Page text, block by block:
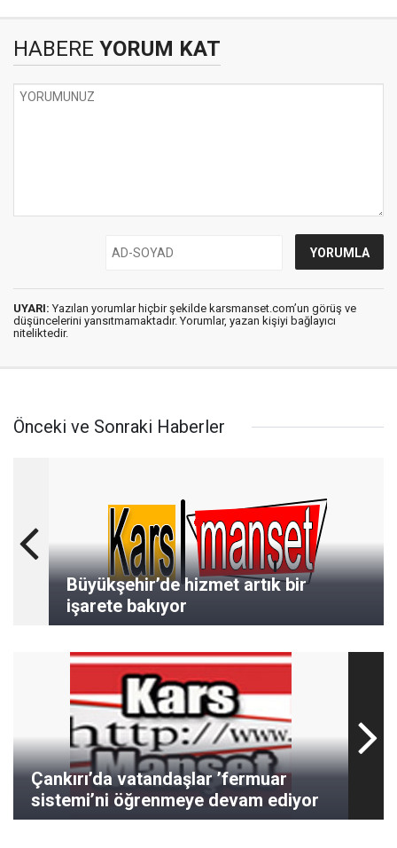
HABERE YORUM KAT
UYARI: Yazılan yorumlar hiçbir şekilde karsmanset.com’un görüş ve
düşüncelerini yansıtmamaktadır. Yorumlar, yazan kişiyi bağlayıcı
niteliktedir.
Önceki ve Sonraki Haberler
Büyükşehir’de hizmet artık bir
işarete bakıyor
Çankırı’da vatandaşlar ’fermuar
sistemi’ni öğrenmeye devam ediyor